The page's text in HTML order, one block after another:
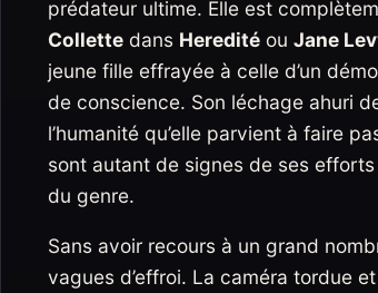
prédateur ultime. Elle est
Collette dans Heredité ou Jane
jeune fille effrayée à celle d’un
de conscience. Son léchage ahuri
l’humanité qu’elle parvient à faire
sont autant de signes de ses
du genre.
Sans avoir recours à un grand
vagues d’effroi. La caméra tordue